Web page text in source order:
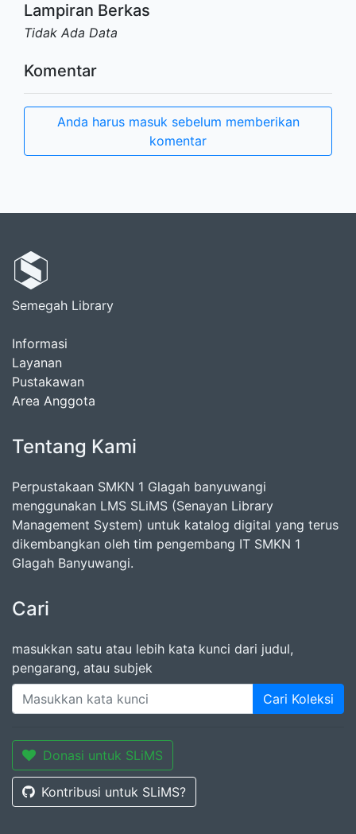
Lampiran Berkas
Tidak Ada Data
Komentar
Anda harus masuk sebelum memberikan
komentar
Semegah Library
Informasi
Layanan
Pustakawan
Area Anggota
Tentang Kami
Perpustakaan SMKN 1 Glagah banyuwangi
menggunakan LMS SLiMS (Senayan Library
Management System) untuk katalog digital yang terus
dikembangkan oleh tim pengembang IT SMKN 1
Glagah Banyuwangi.
Cari
masukkan satu atau lebih kata kunci dari judul,
pengarang, atau subjek
Cari Koleksi
Donasi untuk SLiMS
Kontribusi untuk SLiMS?